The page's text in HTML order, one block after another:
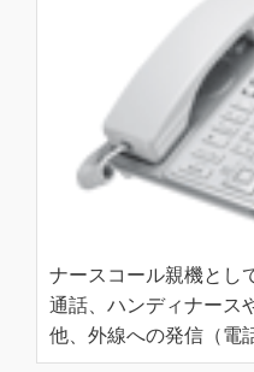
ナースコール親機とし
通話、ハンディナース
他、外線への発信（電